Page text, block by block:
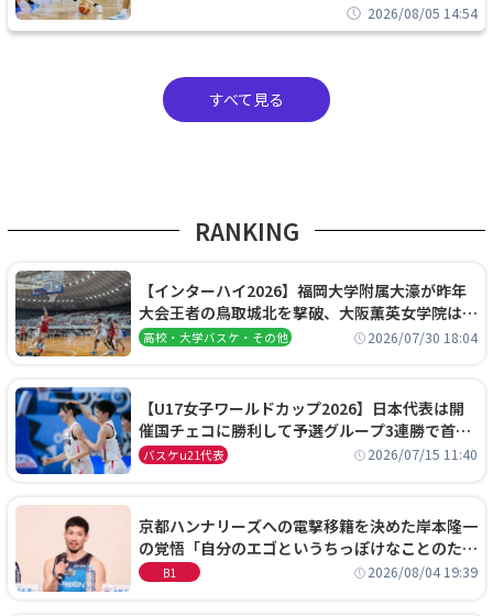
2026/08/05 14:54
すべて見る
RANKING
【インターハイ2026】福岡大学附属大濠が昨年
大会王者の鳥取城北を撃破、大阪薫英女学院は岐
阜女子に完勝、大会3日目試合結果
高校・大学バスケ・その他 2026/07/30 18:04
【U17女子ワールドカップ2026】日本代表は開
催国チェコに勝利して予選グループ3連勝で首位
通過！準々決勝の相手はエジプトに決定
バスケu21代表 2026/07/15 11:40
京都ハンナリーズへの電撃移籍を決めた岸本隆一
の覚悟「自分のエゴというちっぽけなことのため
に、京都に来たわけではない」
B1 2026/08/04 19:39